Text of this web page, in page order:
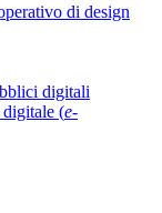
di design
digitali
digitale (e-